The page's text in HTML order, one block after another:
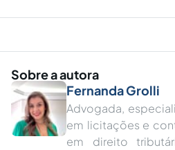
Sobre a autora
Fernanda Grolli
Advogada,
em licitações e
em direito